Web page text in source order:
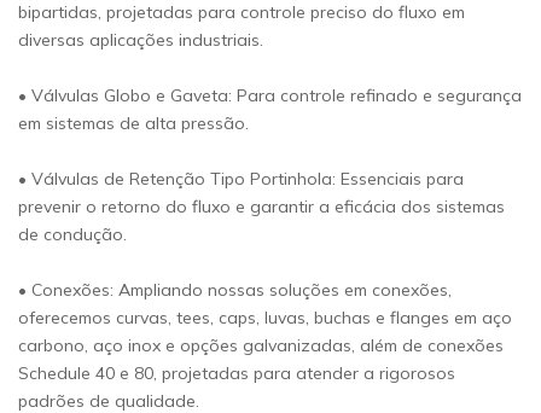
bipartidas, projetadas para controle preciso do fluxo em
diversas aplicações industriais.
• Válvulas Globo e Gaveta: Para controle refinado e segurança
em sistemas de alta pressão.
• Válvulas de Retenção Tipo Portinhola: Essenciais para
prevenir o retorno do fluxo e garantir a eficácia dos sistemas
de condução.
• Conexões: Ampliando nossas soluções em conexões,
oferecemos curvas, tees, caps, luvas, buchas e flanges em aço
carbono, aço inox e opções galvanizadas, além de conexões
Schedule 40 e 80, projetadas para atender a rigorosos
padrões de qualidade.